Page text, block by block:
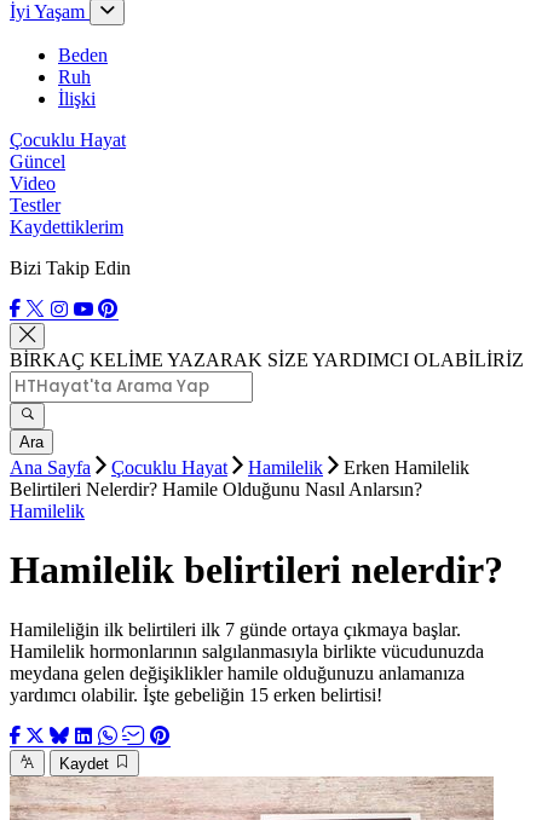
İyi Yaşam
Beden
Ruh
İlişki
Çocuklu Hayat
Güncel
Video
Testler
Kaydettiklerim
Bizi Takip Edin
BİRKAÇ KELİME YAZARAK SİZE YARDIMCI OLABİLİRİZ
Ara
Ana Sayfa Çocuklu Hayat Hamilelik
Erken Hamilelik
Belirtileri Nelerdir? Hamile Olduğunu Nasıl Anlarsın?
Hamilelik
Hamilelik belirtileri nelerdir?
Hamileliğin ilk belirtileri ilk 7 günde ortaya çıkmaya başlar.
Hamilelik hormonlarının salgılanmasıyla birlikte vücudunuzda
meydana gelen değişiklikler hamile olduğunuzu anlamanıza
yardımcı olabilir. İşte gebeliğin 15 erken belirtisi!
Kaydet